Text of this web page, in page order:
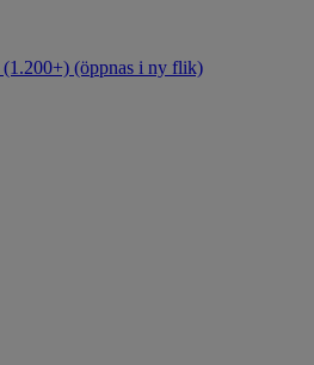
(1.200+) (öppnas i ny flik)